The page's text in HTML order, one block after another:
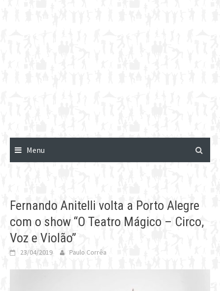
Menu
Fernando Anitelli volta a Porto Alegre
com o show “O Teatro Mágico – Circo,
Voz e Violão”
23/04/2019 Paulo Corrêa